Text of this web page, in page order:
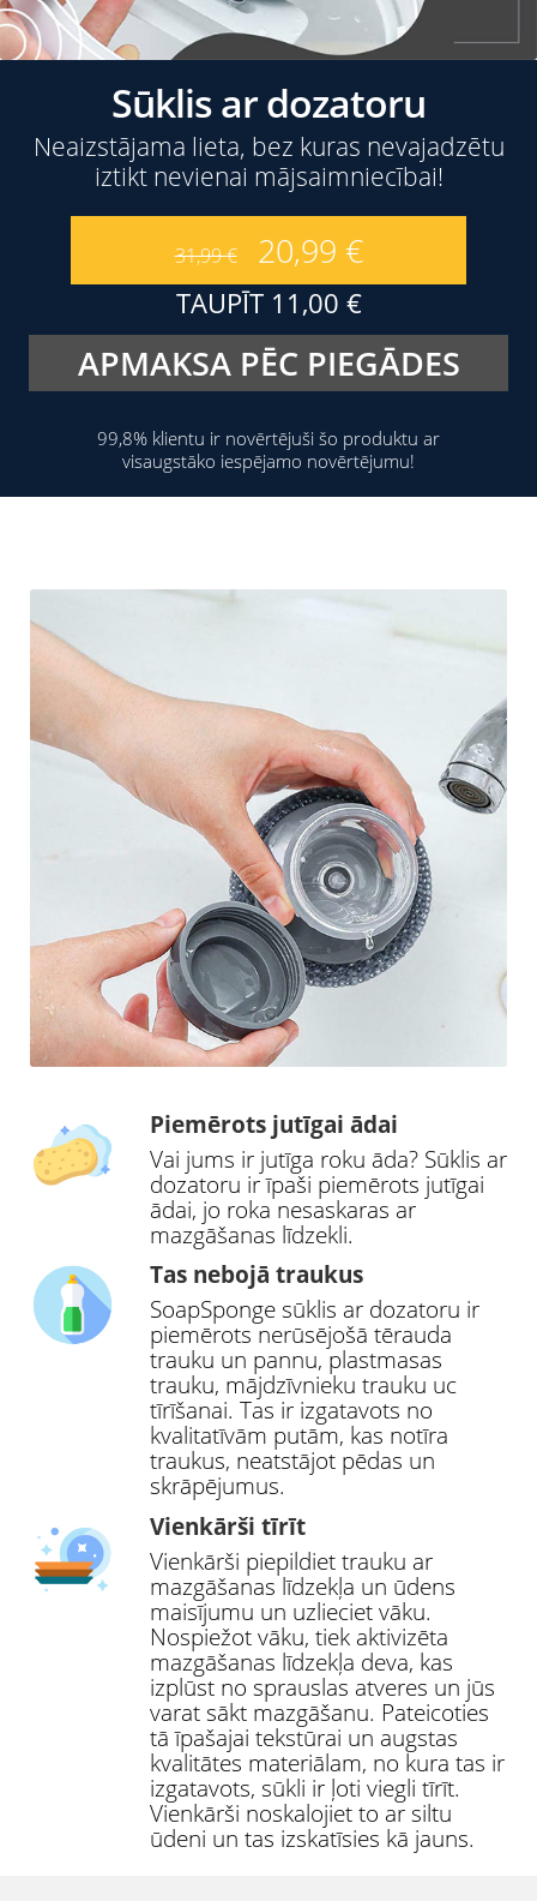
Sūklis ar dozatoru
Neaizstājama lieta, bez kuras nevajadzētu
iztikt nevienai mājsaimniecībai!
31,99€ 20,99 €
TAUPĪT 11,00 €
APMAKSA PĒC PIEGĀDES
99,8% klientu ir novērtējuši šo produktu ar
visaugstāko iespējamo novērtējumu!
Piemērots jutīgai ādai
Vai jums ir jutīga roku āda? Sūklis ar
dozatoru ir īpaši piemērots jutīgai
ādai, jo roka nesaskaras ar
mazgāšanas līdzekli.
Tas nebojā traukus
SoapSponge sūklis ar dozatoru ir
piemērots nerūsējošā tērauda
trauku un pannu, plastmasas
trauku, mājdzīvnieku trauku uc
tīrīšanai. Tas ir izgatavots no
kvalitatīvām putām, kas notīra
traukus, neatstājot pēdas un
skrāpējumus.
Vienkārši tīrīt
Vienkārši piepildiet trauku ar
mazgāšanas līdzekļa un ūdens
maisījumu un uzlieciet vāku.
Nospiežot vāku, tiek aktivizēta
mazgāšanas līdzekļa deva, kas
izplūst no sprauslas atveres un jūs
varat sākt mazgāšanu. Pateicoties
tā īpašajai tekstūrai un augstas
kvalitātes materiālam, no kura tas ir
izgatavots, sūkli ir ļoti viegli tīrīt.
Vienkārši noskalojiet to ar siltu
ūdeni un tas izskatīsies kā jauns.